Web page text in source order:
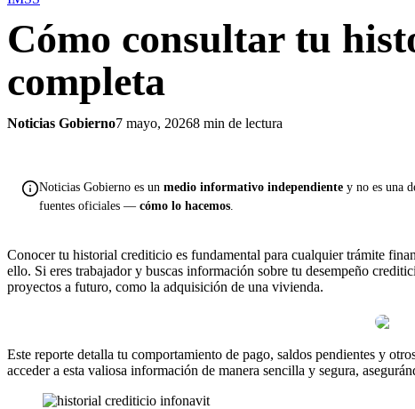
Cómo consultar tu
completa
Noticias Gobierno7 mayo, 20268 min de lectura
Noticias Gobierno es un medio informativo independiente y no es una
fuentes oficiales — cómo lo hacemos.
Conocer tu historial crediticio es fundamental para cualquier trámite
ello. Si eres trabajador y buscas información sobre tu desempeño
proyectos a futuro, como la adquisición de una vivienda.
Este reporte detalla tu comportamiento de pago, saldos pendientes y
acceder a esta valiosa información de manera sencilla y segura,